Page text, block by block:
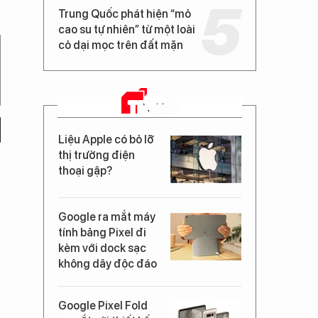
Trung Quốc phát hiện “mỏ
cao su tự nhiên” từ một loài
cỏ dại mọc trên đất mặn
TIN MỚI
Liệu Apple có bỏ lỡ
thị trường điện
thoại gập?
Google ra mắt máy
tính bảng Pixel đi
kèm với dock sạc
không dây độc đáo
Google Pixel Fold